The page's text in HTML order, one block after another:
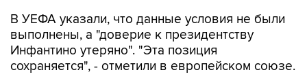
В УЕФА указали, что данные условия не были
выполнены, а "доверие к президентству
Инфантино утеряно". "Эта позиция
сохраняется", - отметили в европейском союзе.